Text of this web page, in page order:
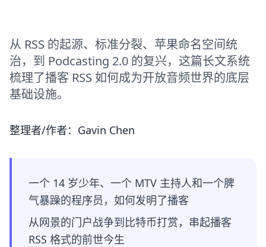
从 RSS 的起源、标准分裂、苹果命名空间统
治，到 Podcasting 2.0 的复兴，这篇长文系统
梳理了播客 RSS 如何成为开放音频世界的底层
基础设施。
整理者/作者：Gavin Chen
一个 14 岁少年、一个 MTV 主持人和一个脾
气暴躁的程序员，如何发明了播客
从网景的门户战争到比特币打赏，串起播客
RSS 格式的前世今生